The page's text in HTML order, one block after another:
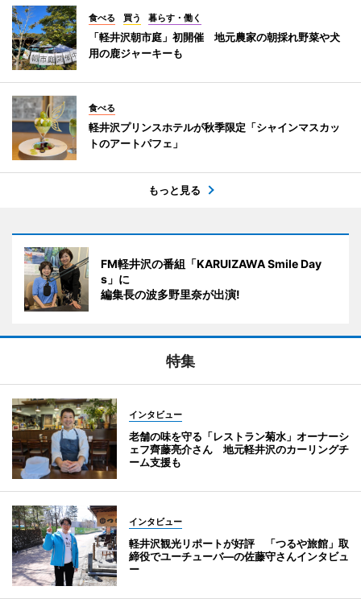
食べる 買う 暮らす・働く
「軽井沢朝市庭」初開催 地元農家の朝採れ野菜や犬
用の鹿ジャーキーも
食べる
軽井沢プリンスホテルが秋季限定「シャインマスカッ
トのアートパフェ」
もっと見る
FM軽井沢の番組「KARUIZAWA Smile Day
s」に
編集長の波多野里奈が出演!
特集
インタビュー
老舗の味を守る「レストラン菊水」オーナーシ
ェフ齊藤亮介さん 地元軽井沢のカーリングチ
ーム支援も
インタビュー
軽井沢観光リポートが好評 「つるや旅館」取
締役でユーチューバ―の佐藤守さんインタビュ
ー